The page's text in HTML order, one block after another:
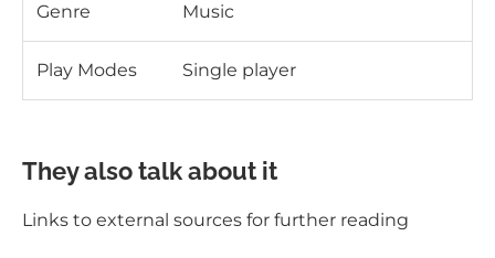
Genre Music
Play Modes Single player
They also talk about it
Links to external sources for further reading